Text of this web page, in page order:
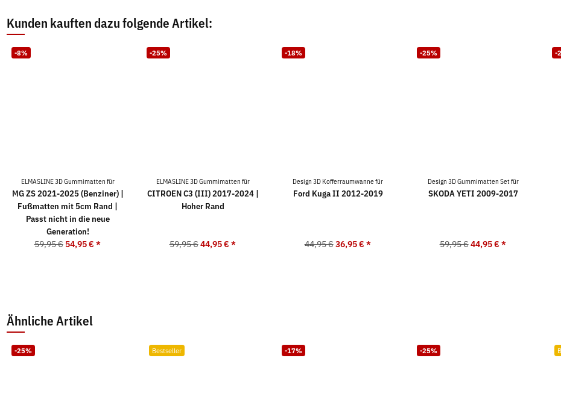
Kunden kauften dazu folgende Artikel:
-8%
ELMASLINE 3D Gummimatten für
MG ZS 2021-2025 (Benziner) |
Fußmatten mit 5cm Rand |
Passt nicht in die neue
Generation!
59,95 € 54,95 €*
-25%
ELMASLINE 3D Gummimatten für
CITROEN C3 (III) 2017-2024 |
Hoher Rand
59,95 € 44,95 €*
-18%
Design 3D Kofferraumwanne für
Ford Kuga II 2012-2019
44,95 € 36,95 €*
-25%
Design 3D Gummimatten Set für
SKODA YETI 2009-2017
59,95 € 44,95 €*
-
Ähnliche Artikel
-25% Bestseller -17% -25%